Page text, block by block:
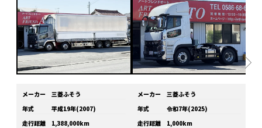
メーカー
三菱ふそう
年式
平成19年(2007)
走行距離
1,388,000km
メーカー
三菱ふそう
年式
令和7年(2025)
走行距離
1,000km